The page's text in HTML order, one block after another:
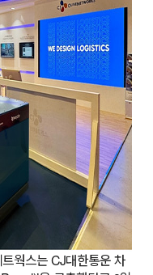
웍스는 CJ대한통운 차